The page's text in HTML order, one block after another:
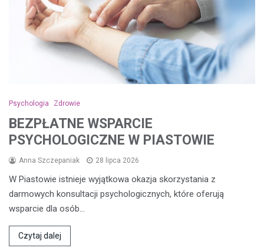
Psychologia Zdrowie
BEZPŁATNE WSPARCIE
PSYCHOLOGICZNE W PIASTOWIE
Anna Szczepaniak 28 lipca 2026
W Piastowie istnieje wyjątkowa okazja skorzystania z
darmowych konsultacji psychologicznych, które oferują
wsparcie dla osób…
Czytaj dalej